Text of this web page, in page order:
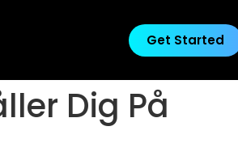
Get Started
Dig På